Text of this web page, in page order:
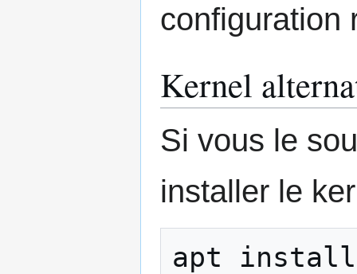
configuration
Kernel
Si vous le
installer le
apt install